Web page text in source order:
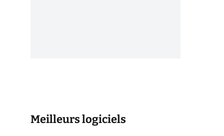
Meilleurs logiciels